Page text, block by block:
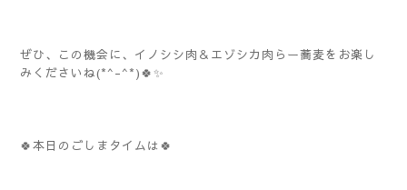
ぜひ、この機会に、イノシシ肉＆エゾシカ肉らー蕎麦をお楽し
みくださいね(*^-^*)🍀✨️
🍀本日のごしまタイムは🍀